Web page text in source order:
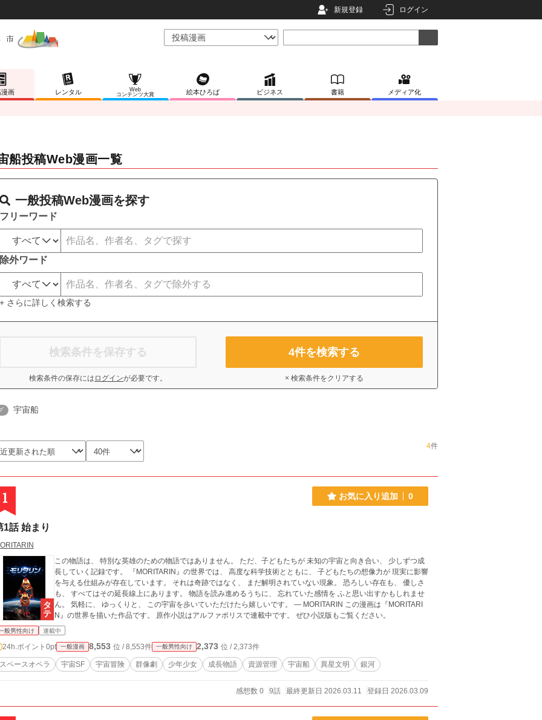
新規登録 ログイン
画 レンタル
Web
コンテンツ大賞
絵本ひろば ビジネス 書籍 メディア化
船投稿Web漫画一覧
一般投稿Web漫画を探す
フリーワード
除外ワード
+ さらに詳しく検索する
検索条件を保存する
検索条件の保存には ログインが必要です。
4件を検索する
× 検索条件をクリアする
宇宙船
4件
1 お気に入り追加 0
1話 始まり
この物語は、 特別な英雄のための物語ではありません。 ただ、子どもたちが 未知の宇宙と向き合い、 少しずつ成
長していく記録です。 『MORITARIN』の世界では、 高度な科学技術とともに、 子どもたちの想像力が 現実に影響
を与える仕組みが存在しています。 それは奇跡ではなく、 まだ解明されていない現象。 恐ろしい存在も、 優しさ
も、 すべてはその延長線上にあります。 物語を読み進めるうちに、 忘れていた感情を ふと思い出すかもしれませ
ん。 気軽に、 ゆっくりと、 この宇宙を歩いていただけたら嬉しいです。 — MORITARIN この漫画は『MORITARI
N』の世界を描いた作品です。 原作小説はアルファポリスで連載中です。 ぜひ小説版もご覧ください。
般男性向け 連載中
24h.ポイント 0pt 一般漫画 8,553 位 / 8,553件 一般男性向け 2,373 位 / 2,373件
スペースオペラ 宇宙SF 宇宙冒険 群像劇 少年少女 成長物語 資源管理 宇宙船 異星文明 銀河
感想数 0 9話 最終更新日 2026.03.11 登録日 2026.03.09